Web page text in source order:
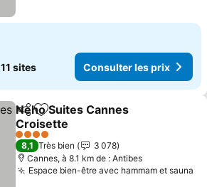
11 sites Consulter les prix
PartagerAjouter à mes favoris
Neho Suites Cannes
Croisette
Consulter les prix
4 Étoiles
8,1 Très bien
3 078
Cannes, à 8.1 km de : Antibes
Espace bien-être avec hammam et sauna